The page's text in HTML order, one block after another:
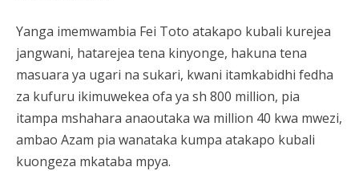
Yanga imemwambia Fei Toto atakapo kubali kurejea
jangwani, hatarejea tena kinyonge, hakuna tena
masuara ya ugari na sukari, kwani itamkabidhi fedha
za kufuru ikimuwekea ofa ya sh 800 million, pia
itampa mshahara anaoutaka wa million 40 kwa mwezi,
ambao Azam pia wanataka kumpa atakapo kubali
kuongeza mkataba mpya.